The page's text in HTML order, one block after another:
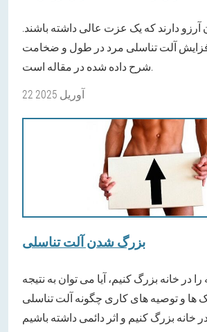
آرزو دارند که یک عزت عالی داشته باشند.
آلت تناسلی مرد در طول و ضخامت
شرح داده شده در مقاله است.
22 آوریل 2025
بزرگ شدن آلت تناسلی
در خانه بزرگ کنیم، آیا می توان به نتیجه
ها و توصیه های کاری چگونه آلت تناسلی